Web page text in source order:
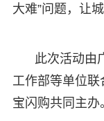
大难”问题，让
此次活动由
工作部等单位
宝闪购共同主办